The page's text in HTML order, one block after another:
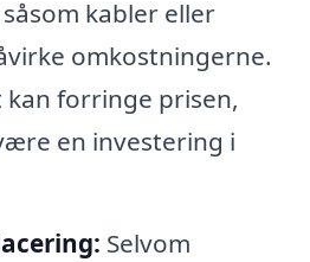
kabler eller
omkostningerne.
kan forringe prisen,
en investering i
Selvom